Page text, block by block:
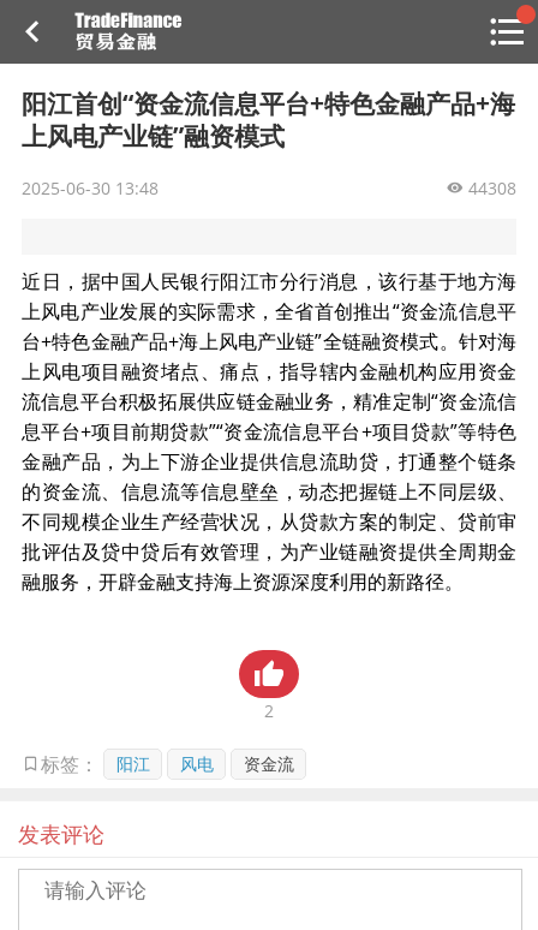
阳江首创“资金流信息平台+特色金融产品+海
上风电产业链”融资模式
2025-06-30 13:48 44308
近日，据中国人民银行阳江市分行消息，该行基于地方海
上风电产业发展的实际需求，全省首创推出“资金流信息平
台+特色金融产品+海上风电产业链”全链融资模式。针对海
上风电项目融资堵点、痛点，指导辖内金融机构应用资金
流信息平台积极拓展供应链金融业务，精准定制“资金流信
息平台+项目前期贷款”“资金流信息平台+项目贷款”等特色
金融产品，为上下游企业提供信息流助贷，打通整个链条
的资金流、信息流等信息壁垒，动态把握链上不同层级、
不同规模企业生产经营状况，从贷款方案的制定、贷前审
批评估及贷中贷后有效管理，为产业链融资提供全周期金
融服务，开辟金融支持海上资源深度利用的新路径。
2
标签： 阳江 风电 资金流
发表评论
热
点
栏
目
贸金说图
专家投稿
贸金招聘
贸金微博
贸金书店
贸金投融（投融资信息平台）
活动
研习社
消息
我的
贸金书城